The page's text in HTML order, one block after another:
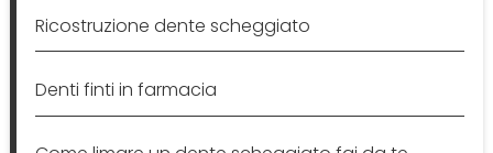
Ricostruzione dente scheggiato
Denti finti in farmacia